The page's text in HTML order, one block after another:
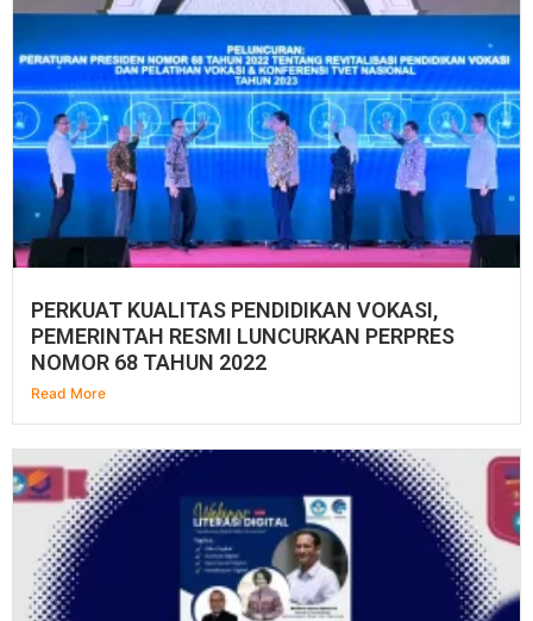
PERKUAT KUALITAS PENDIDIKAN VOKASI,
PEMERINTAH RESMI LUNCURKAN PERPRES
NOMOR 68 TAHUN 2022
Read More